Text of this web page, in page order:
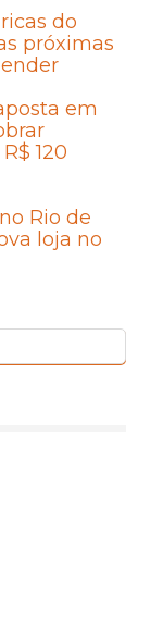
do
próximas
em
120
Rio de
loja no